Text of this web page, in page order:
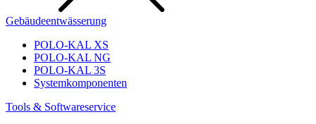
Gebäudeentwässerung
POLO-KAL XS
POLO-KAL NG
POLO-KAL 3S
Systemkomponenten
Tools & Softwareservice